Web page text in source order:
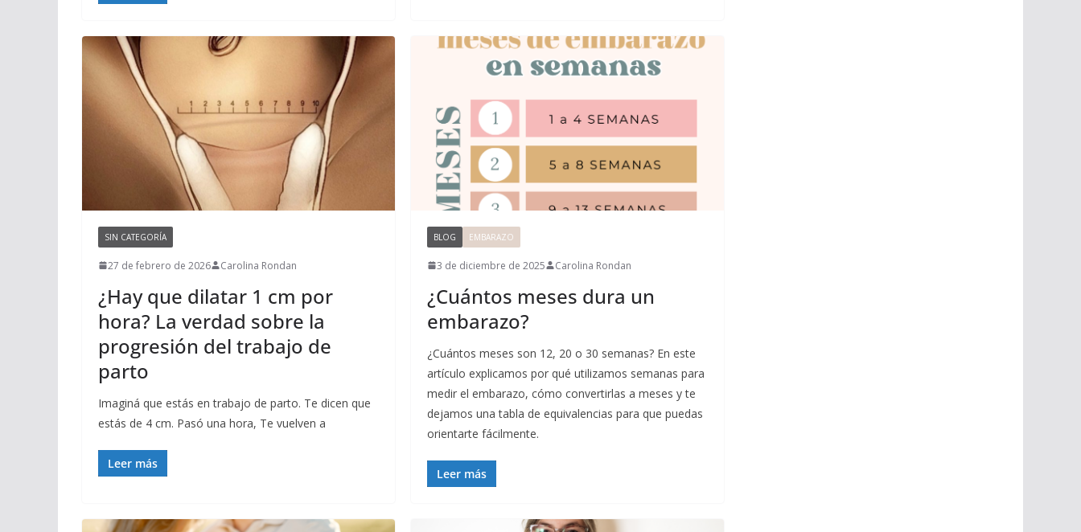
SIN CATEGORÍA
27 de febrero de 2026 Carolina Rondan
¿Hay que dilatar 1 cm por
hora? La verdad sobre la
progresión del trabajo de
parto
Imaginá que estás en trabajo de parto. Te dicen que
estás de 4 cm. Pasó una hora, Te vuelven a
Leer más
BLOG EMBARAZO
3 de diciembre de 2025 Carolina Rondan
¿Cuántos meses dura un
embarazo?
¿Cuántos meses son 12, 20 o 30 semanas? En este
artículo explicamos por qué utilizamos semanas para
medir el embarazo, cómo convertirlas a meses y te
dejamos una tabla de equivalencias para que puedas
orientarte fácilmente.
Leer más